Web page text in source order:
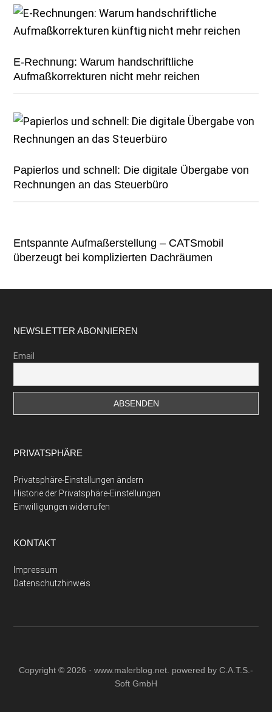
E-Rechnung: Warum handschriftliche
Aufmaßkorrekturen nicht mehr reichen
Papierlos und schnell: Die digitale Übergabe von
Rechnungen an das Steuerbüro
Entspannte Aufmaßerstellung – CATSmobil
überzeugt bei komplizierten Dachräumen
Footer
NEWSLETTER ABONNIEREN
Email
PRIVATSPHÄRE
Privatsphäre-Einstellungen ändern
Historie der Privatsphäre-Einstellungen
Einwilligungen widerrufen
KONTAKT
Impressum
Datenschutzhinweis
Copyright © 2026 · www.malerblog.net . powered by C.A.T.S.-
Soft GmbH